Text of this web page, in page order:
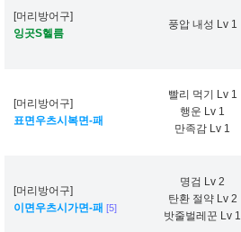
[머리방어구]
잉곳S헬름
풍압 내성 Lv 1
[머리방어구]
표면우츠시복면-패
빨리 먹기 Lv 1
행운 Lv 1
만족감 Lv 1
[머리방어구]
이면우츠시가면-패 [5]
명검 Lv 2
탄환 절약 Lv 2
밧줄벌레꾼 Lv 1